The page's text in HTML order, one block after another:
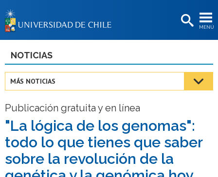
MENÚ
BIBLIOTECAS
Estudiantes
Académicas/os
Funcionarias/os
Egresadas/os
NOTICIAS
MÁS NOTICIAS
Publicación gratuita y en línea
"La lógica de los genomas":
todo lo que tienes que saber
sobre la revolución de la